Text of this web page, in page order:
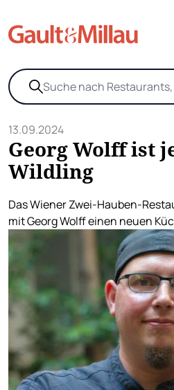
13.09.2024
Georg Wolff ist
Wildling
Das Wiener Zwei-Hauben-
mit Georg Wolff einen neuen